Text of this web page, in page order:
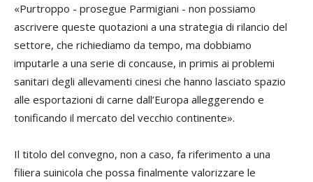
«Purtroppo - prosegue Parmigiani - non possiamo
ascrivere queste quotazioni a una strategia di rilancio del
settore, che richiediamo da tempo, ma dobbiamo
imputarle a una serie di concause, in primis ai problemi
sanitari degli allevamenti cinesi che hanno lasciato spazio
alle esportazioni di carne dall’Europa alleggerendo e
tonificando il mercato del vecchio continente».
Il titolo del convegno, non a caso, fa riferimento a una
filiera suinicola che possa finalmente valorizzare le